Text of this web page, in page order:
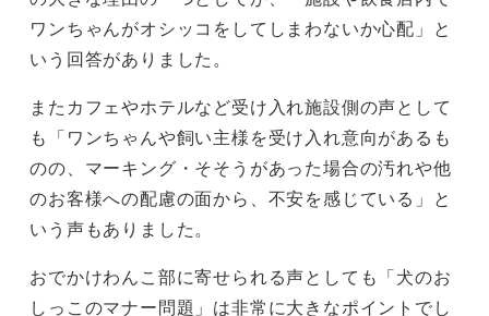
ワンちゃんがオシッコをしてしまわないか心配」と
いう回答がありました。
またカフェやホテルなど受け入れ施設側の声として
も「ワンちゃんや飼い主様を受け入れ意向があるも
のの、マーキング・そそうがあった場合の汚れや他
のお客様への配慮の面から、不安を感じている」と
いう声もありました。
おでかけわんこ部に寄せられる声としても「犬のお
しっこのマナー問題」は非常に大きなポイントでし